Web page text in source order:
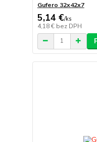
Gufero 32x42x7
5,14 €/ks
4,18 € bez DPH